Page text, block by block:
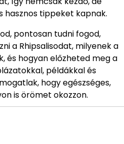
tippeket kapnak.
pontosan tudni fogod,
a Rhipsalisodat, milyenek a
és hogyan előzheted meg a
példákkal és
hogy egészséges,
is örömet okozzon.